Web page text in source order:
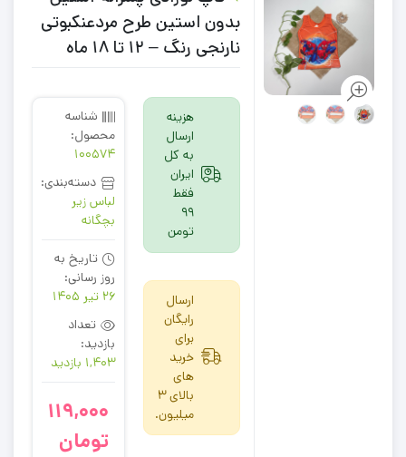
بدون استین طرح مردعنکبوتی
نارنجی رنگ – 12 تا 18 ماه
هزینه
ارسال
به کل
ایران
فقط
99
تومن
ارسال
رایگان
برای
خرید
های
بالای 3
میلیون.
شناسه
محصول:
100574
دسته‌بندی:
لباس زیر
بچگانه
تاریخ به
روز رسانی:
26 تیر 1405
تعداد
بازدید:
1,403 بازدید
119,000
تومان